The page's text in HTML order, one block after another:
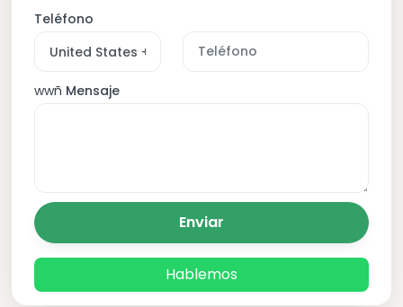
Teléfono
wwñ Mensaje
Enviar
Hablemos